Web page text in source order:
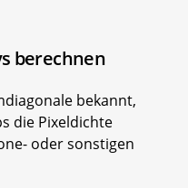
berechnen
bekannt,
die Pixeldichte
oder sonstigen